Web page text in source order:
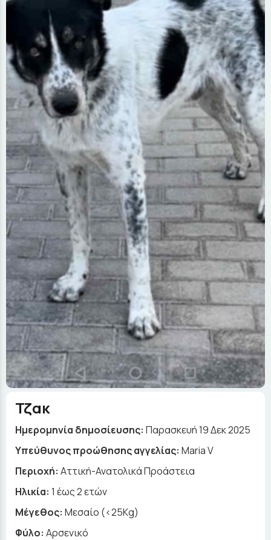
Τζακ
Ημερομηνία δημοσίευσης: Παρασκευή 19 Δεκ 2025
Yπεύθυνος προώθησης αγγελίας: Maria V
Περιοχή: Αττική-Ανατολικά Προάστεια
Ηλικία: 1 έως 2 ετών
Μέγεθος: Μεσαίο (<25Kg)
Φύλο: Αρσενικό